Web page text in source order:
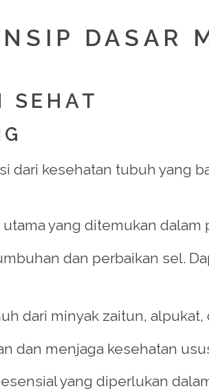
DASAR
SEHAT
dari kesehatan tubuh yang
yang ditemukan dalam
dan perbaikan sel.
dari minyak zaitun,
dan menjaga kesehatan
yang diperlukan